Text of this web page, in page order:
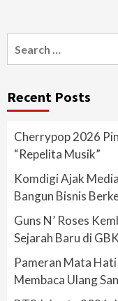
for:
Recent Posts
Cherrypop 2026
“Repelita Musik”
Komdigi Ajak
Bangun Bisnis
Guns N’ Roses
Sejarah Baru di GBK
Pameran Mata
Membaca Ulang